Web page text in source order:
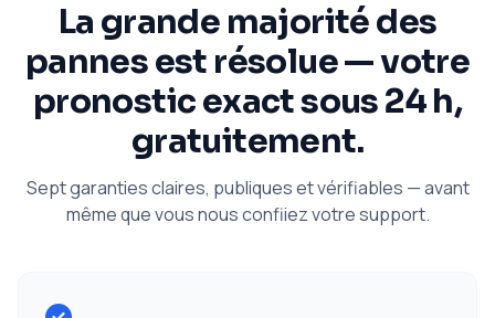
La grande majorité des
pannes est résolue — votre
pronostic exact sous 24 h,
gratuitement.
Sept garanties claires, publiques et vérifiables — avant
même que vous nous confiiez votre support.